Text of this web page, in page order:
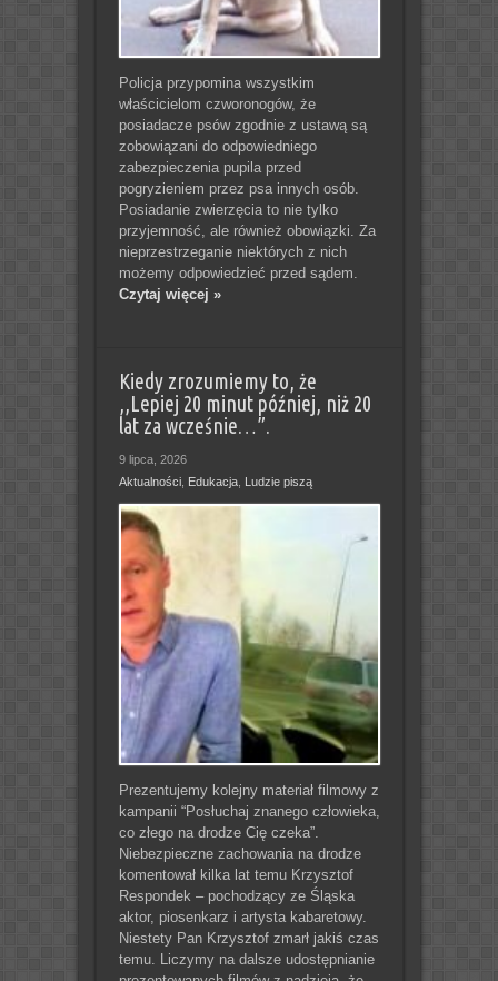
Policja przypomina wszystkim
właścicielom czworonogów, że
posiadacze psów zgodnie z ustawą są
zobowiązani do odpowiedniego
zabezpieczenia pupila przed
pogryzieniem przez psa innych osób.
Posiadanie zwierzęcia to nie tylko
przyjemność, ale również obowiązki. Za
nieprzestrzeganie niektórych z nich
możemy odpowiedzieć przed sądem.
Czytaj więcej »
Kiedy zrozumiemy to, że
,,Lepiej 20 minut później, niż 20
lat za wcześnie…”.
9 lipca, 2026
Aktualności, Edukacja, Ludzie piszą
Prezentujemy kolejny materiał filmowy z
kampanii “Posłuchaj znanego człowieka,
co złego na drodze Cię czeka”.
Niebezpieczne zachowania na drodze
komentował kilka lat temu Krzysztof
Respondek – pochodzący ze Śląska
aktor, piosenkarz i artysta kabaretowy.
Niestety Pan Krzysztof zmarł jakiś czas
temu. Liczymy na dalsze udostępnianie